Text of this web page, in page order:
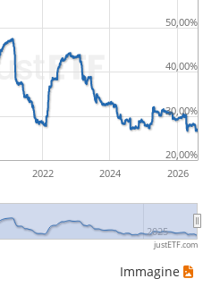
2022 2024 2026
2025
20,00%
30,00%
40,00%
50,00%
justETF.com
Immagine